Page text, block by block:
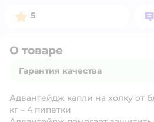
Рейтинг:
5
О товаре
Гарантия качества
Адвантейдж капли на холку от
кг – 4 пипетки